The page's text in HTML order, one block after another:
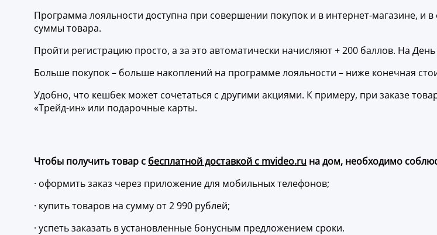
Программа лояльности доступна при совершении покупок и в интернет-магазине,
суммы товара.
Пройти регистрацию просто, а за это автоматически начисляют + 200 баллов. На
Больше покупок – больше накоплений на программе лояльности – ниже конечная
Удобно, что кешбек может сочетаться с другими акциями. К примеру, при заказе
«Трейд-ин» или подарочные карты.
Чтобы получить товар с бесплатной доставкой с mvideo.ru на дом, необходимо
· оформить заказ через приложение для мобильных телефонов;
· купить товаров на сумму от 2 990 рублей;
· успеть заказать в установленные бонусным предложением сроки.